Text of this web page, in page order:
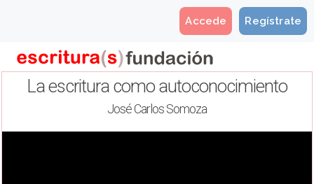
Regístrate
Accede
La escritura como autoconocimiento
José Carlos Somoza